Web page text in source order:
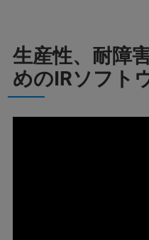
生産性、耐障
めのIRソフト